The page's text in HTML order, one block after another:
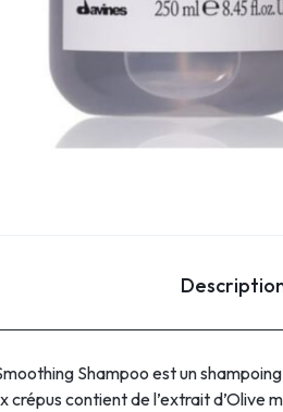
Shampoo est un
crépus contient de l’extrait d’Olive